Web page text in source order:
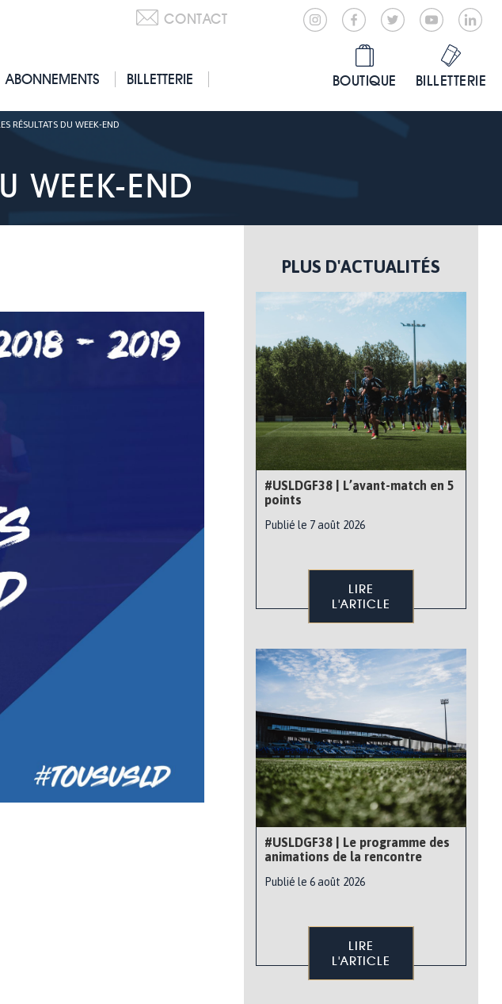
CONTACT
ABONNEMENTS
BILLETTERIE
BOUTIQUE BILLETTERIE
RÉSULTATS DU WEEK-END
WEEK-END
PLUS D'ACTUALITÉS
#USLDGF38 | L’avant-match en 5
points
Publié le 7 août 2026
LIRE
L'ARTICLE
#USLDGF38 | Le programme des
animations de la rencontre
Publié le 6 août 2026
LIRE
L'ARTICLE